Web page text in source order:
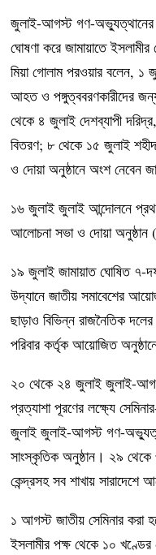
জুলাই-আগস্ট গণ-অভ্যুত্থানের
ঘোষণা করে জামায়াতে
মিয়া গোলাম পরওয়ার বলেন,
আহত ও পঙ্গুত্ববরণকারীদের
থেকে ৪ জুলাই দেশব্যাপী
বিতরণ; ৮ থেকে ১৫ জুলাই শহীদ
ও দোয়া অনুষ্ঠানে অংশ নেবেন
১৬ জুলাই জুলাই আন্দোলনে
আলোচনা সভা ও দোয়া অনুষ্ঠান
১৯ জুলাই জামায়াত ঘোষিত ৭-
উদ্যানে জাতীয় সমাবেশের
ছাড়াও বিভিন্ন রাজনৈতিক
পরিবার কর্তৃক আয়োজিত
২০ থেকে ২৪ জুলাই জুলাই-
প্রত্যাশা পূরণের লক্ষ্যে
জুলাই জুলাই-আগস্ট গণ-
সাংস্কৃতিক অনুষ্ঠান। ২৯
কেন্দ্রসহ সব শাখায়
১ আগস্ট জাতীয় সেমিনার করা
ইসলামীর পক্ষ থেকে ১০ খণ্ডের